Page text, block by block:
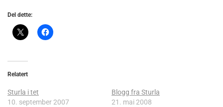
Del dette:
Relatert
Sturla i tet
10. september 2007
Blogg fra Sturla
21. mai 2008